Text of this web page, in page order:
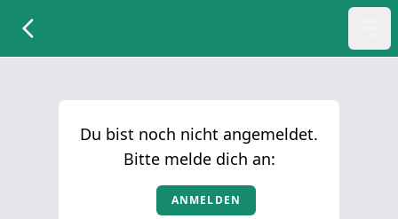
Du bist noch nicht angemeldet.
Bitte melde dich an:
ANMELDEN